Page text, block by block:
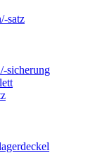
satz
sicherung